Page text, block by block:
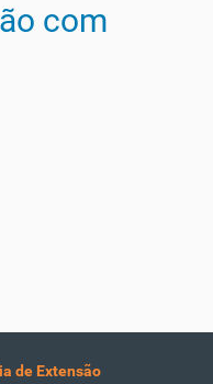
com
de Extensão